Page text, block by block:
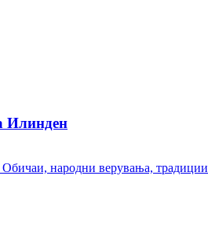
Илинден
народни верувања, традиции